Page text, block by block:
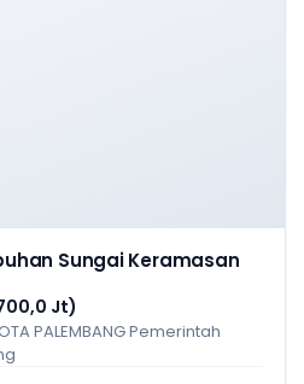
Sungai Keramasan
Jt)
PALEMBANG Pemerintah